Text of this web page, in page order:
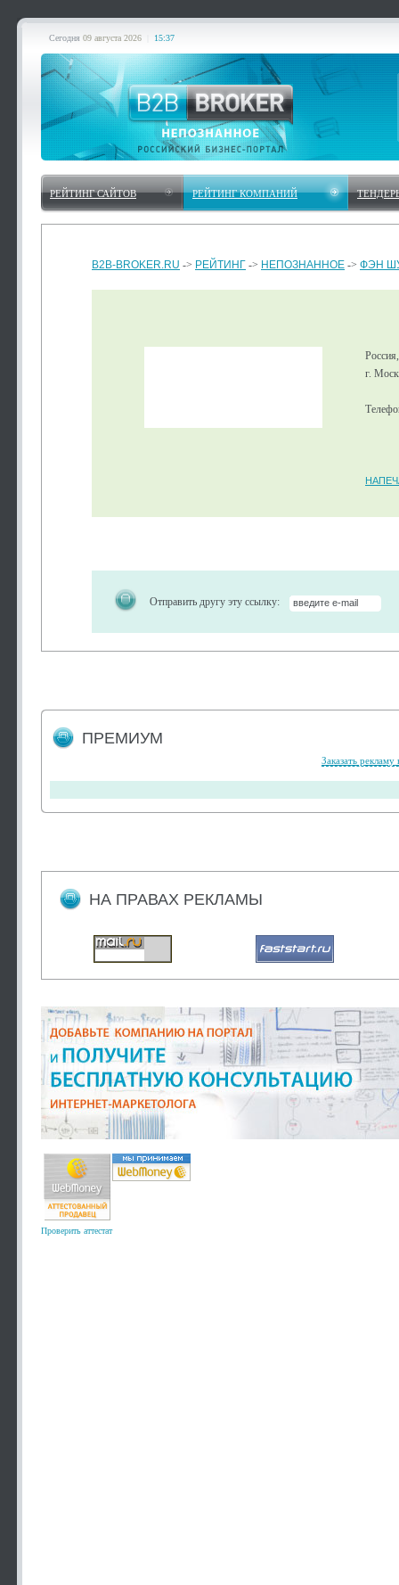
Сегодня 09 августа 2026 15:37
РЕЙТИНГ САЙТОВ РЕЙТИНГ КОМПАНИЙ
B2B-BROKER.RU -> РЕЙТИНГ -> НЕПОЗНАННОЕ -> ФЭН
г.
Отправить другу эту ссылку:
ПРЕМИУМ
Заказать рекламу
НА ПРАВАХ РЕКЛАМЫ
Проверить аттестат